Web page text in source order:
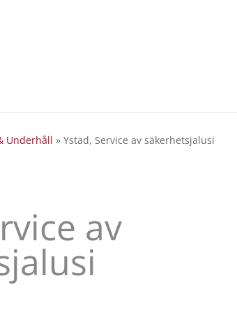
Underhåll »Ystad, Service av säkerhetsjalusi
av